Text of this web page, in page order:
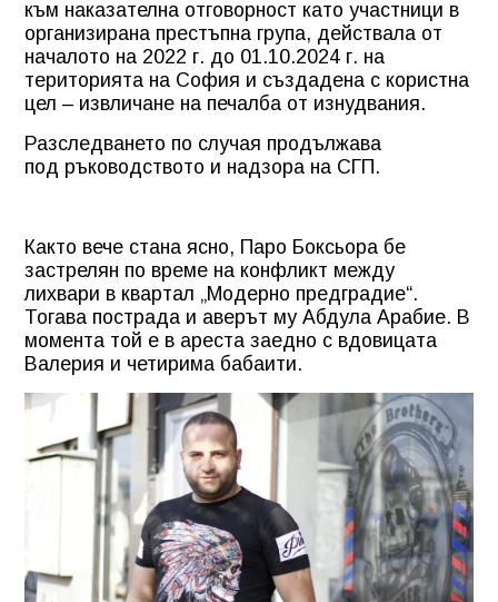
към наказателна отговорност като участници в
организирана престъпна група, действала от
началото на 2022 г. до 01.10.2024 г. на
територията на София и създадена с користна
цел – извличане на печалба от изнудвания.
Разследването по случая продължава
под ръководството и надзора на СГП.
Както вече стана ясно, Паро Боксьора бе
застрелян по време на конфликт между
лихвари в квартал „Модерно предградие“.
Тогава пострада и аверът му Абдула Арабие. В
момента той е в ареста заедно с вдовицата
Валерия и четирима бабаити.